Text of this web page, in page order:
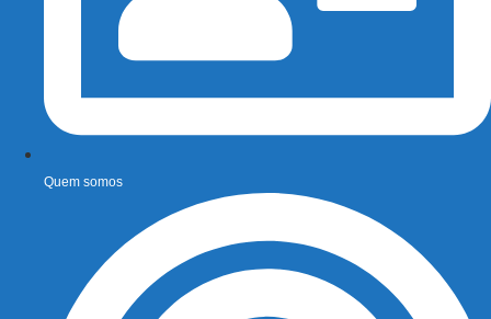
Quem somos